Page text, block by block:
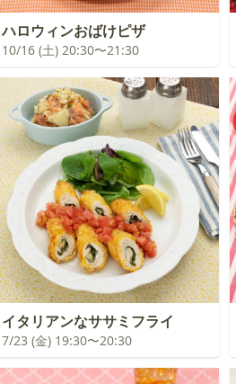
ハロウィンおばけピザ
10/16 (土) 20:30〜21:30
イタリアンなササミフライ
7/23 (金) 19:30〜20:30